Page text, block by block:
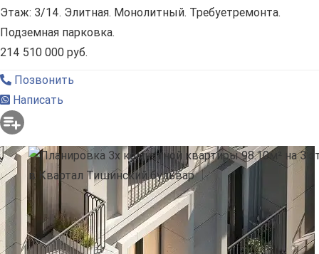
Этаж: 3/14. Элитная. Монолитный. Требуетремонта.
Подземная парковка.
214 510 000 руб.
Позвонить
Написать